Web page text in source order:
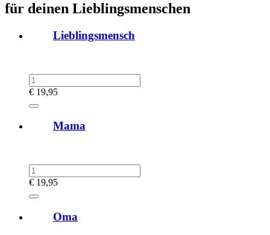
für deinen Lieblingsmenschen
Lieblingsmensch
€ 19,95
Mama
€ 19,95
Oma